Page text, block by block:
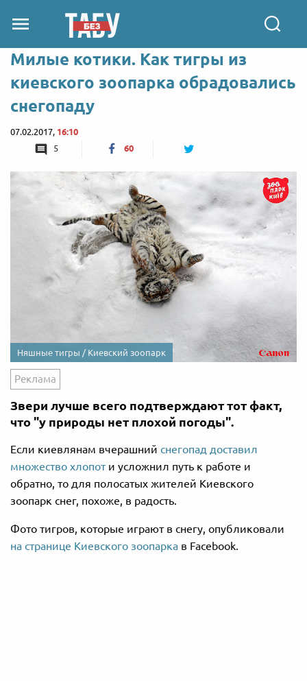
Милые котики. Как тигры из
киевского зоопарка обрадовались
снегопаду
07.02.2017, 16:10
5
60
Няшные тигры / Киевский зоопарк
Реклама
Звери лучше всего подтверждают тот факт,
что "у природы нет плохой погоды".
Если киевлянам вчерашний снегопад доставил
множество хлопоти усложнил путь к работе и
обратно, то для полосатых жителей Киевского
зоопарк снег, похоже, в радость.
Фото тигров, которые играют в снегу, опубликовали
на странице Киевского зоопарка в Facebook.